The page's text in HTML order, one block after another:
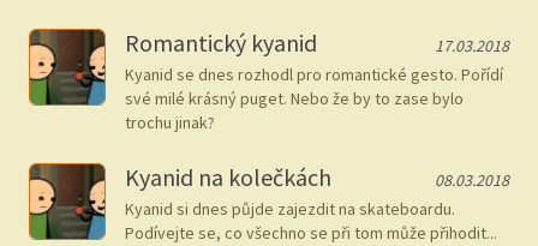
Romantický kyanid
17.03.2018
Kyanid se dnes rozhodl pro romantické gesto. Pořídí
své milé krásný puget. Nebo že by to zase bylo
trochu jinak?
Kyanid na kolečkách
08.03.2018
Kyanid si dnes půjde zajezdit na skateboardu.
Podívejte se, co všechno se při tom může přihodit...